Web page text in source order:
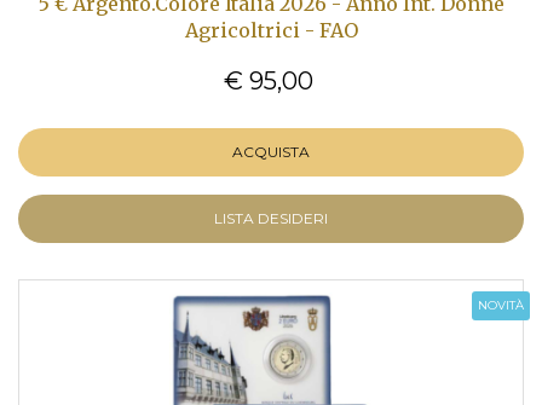
Agricoltrici - FAO
€ 95,00
ACQUISTA
LISTA DESIDERI
NOVITÀ